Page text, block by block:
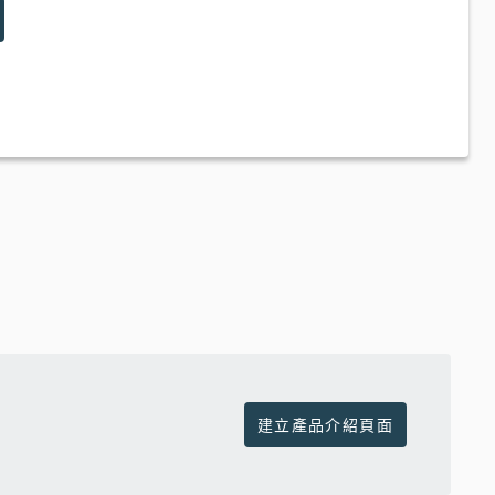
建立產品介紹頁面